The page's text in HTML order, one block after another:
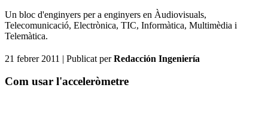
Un bloc d'enginyers per a enginyers en Àudiovisuals,
Telecomunicació, Electrònica, TIC, Informàtica, Multimèdia i
Telemàtica.
21 febrer 2011 | Publicat perRedacción Ingeniería
Com usar l'acceleròmetre